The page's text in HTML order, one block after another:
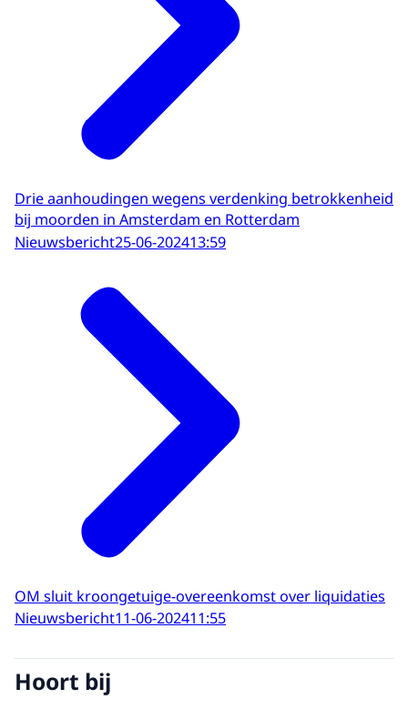
Drie aanhoudingen wegens verdenking betrokkenheid
bij moorden in Amsterdam en Rotterdam
Nieuwsbericht25-06-202413:59
OM sluit kroongetuige-overeenkomst over liquidaties
Nieuwsbericht11-06-202411:55
Hoort bij